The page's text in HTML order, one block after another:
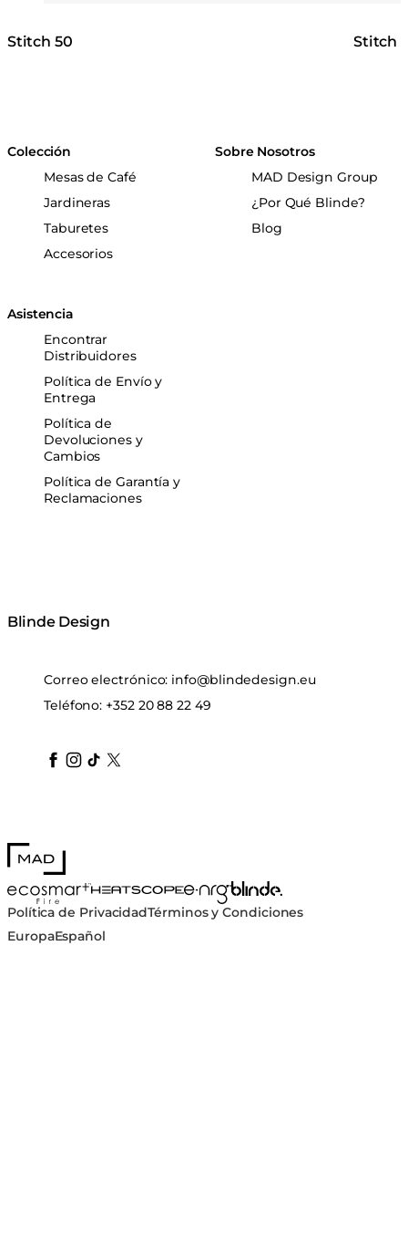
Stitch 50 Stitch
Colección
Mesas de Café
Jardineras
Taburetes
Accesorios
Sobre Nosotros
MAD Design Group
¿Por Qué Blinde?
Blog
Asistencia
Encontrar
Distribuidores
Política de Envío y
Entrega
Política de
Devoluciones y
Cambios
Política de Garantía y
Reclamaciones
Blinde Design
Correo electrónico: info@blindedesign.eu
Teléfono: +352 20 88 22 49
blindedesign
blindedesign
blindedesign
blinde-design
blindedesign
MAD Design
EcoSmart FireHEATSCOPE® Heaters
e-NRG Bioethanol
Blinde Design
Política de PrivacidadTérminos y Condiciones
EuropaEspañol